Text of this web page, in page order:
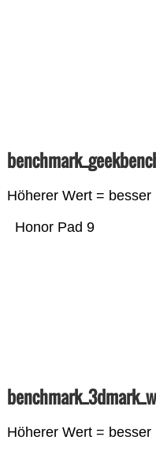
Höherer Wert = besser
Honor Pad 9
Höherer Wert = besser